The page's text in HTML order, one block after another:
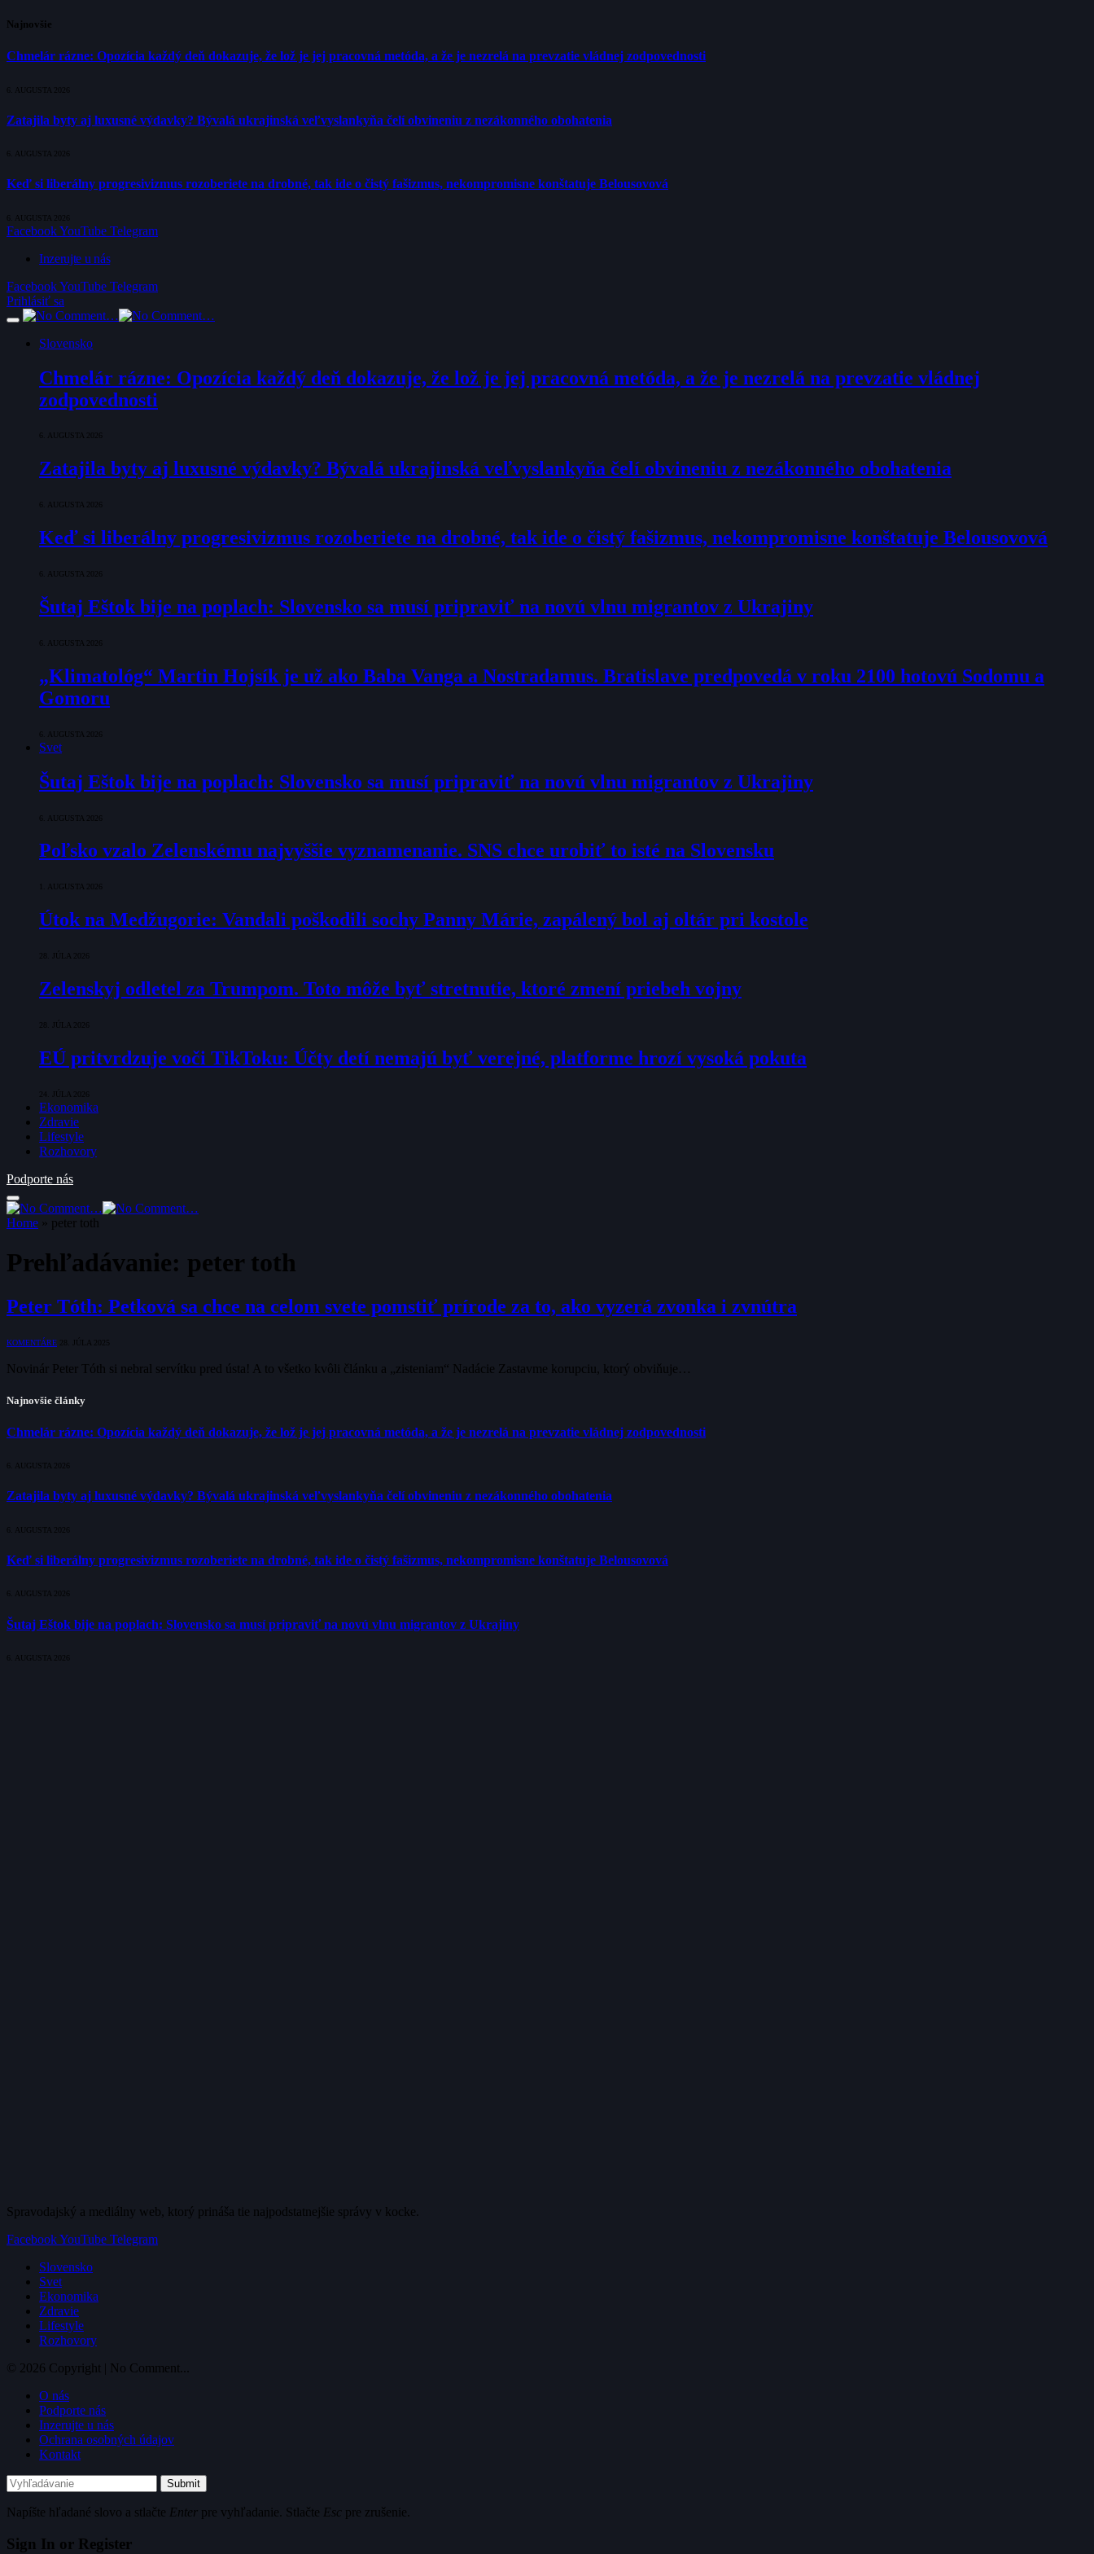
Najnovšie
Chmelár rázne: Opozícia každý deň dokazuje, že lož je jej pracovná metóda, a že je nezrelá na prevzatie vládnej zodpovednosti
6. AUGUSTA 2026
Zatajila byty aj luxusné výdavky? Bývalá ukrajinská veľvyslankyňa čelí obvineniu z nezákonného obohatenia
6. AUGUSTA 2026
Keď si liberálny progresivizmus rozoberiete na drobné, tak ide o čistý fašizmus, nekompromisne konštatuje Belousovová
6. AUGUSTA 2026
FacebookYouTube Telegram
Inzerujte u nás
FacebookYouTube Telegram
Prihlásiť sa
Slovensko
Chmelár rázne: Opozícia každý deň dokazuje, že lož je jej pracovná metóda, a že je nezrelá na prevzatie vládnej
zodpovednosti
6. AUGUSTA 2026
Zatajila byty aj luxusné výdavky? Bývalá ukrajinská veľvyslankyňa čelí obvineniu z nezákonného obohatenia
6. AUGUSTA 2026
Keď si liberálny progresivizmus rozoberiete na drobné, tak ide o čistý fašizmus, nekompromisne konštatuje Belousovová
6. AUGUSTA 2026
Šutaj Eštok bije na poplach: Slovensko sa musí pripraviť na novú vlnu migrantov z Ukrajiny
6. AUGUSTA 2026
„Klimatológ“ Martin Hojsík je už ako Baba Vanga a Nostradamus. Bratislave predpovedá v roku 2100 hotovú Sodomu a
Gomoru
6. AUGUSTA 2026
Svet
Šutaj Eštok bije na poplach: Slovensko sa musí pripraviť na novú vlnu migrantov z Ukrajiny
6. AUGUSTA 2026
Poľsko vzalo Zelenskému najvyššie vyznamenanie. SNS chce urobiť to isté na Slovensku
1. AUGUSTA 2026
Útok na Medžugorie: Vandali poškodili sochy Panny Márie, zapálený bol aj oltár pri kostole
28. JÚLA 2026
Zelenskyj odletel za Trumpom. Toto môže byť stretnutie, ktoré zmení priebeh vojny
28. JÚLA 2026
EÚ pritvrdzuje voči TikToku: Účty detí nemajú byť verejné, platforme hrozí vysoká pokuta
24. JÚLA 2026
Ekonomika
Zdravie
Lifestyle
Rozhovory
Podporte nás
Home » peter toth
Prehľadávanie: peter toth
Peter Tóth: Petková sa chce na celom svete pomstiť prírode za to, ako vyzerá zvonka i zvnútra
KOMENTÁRE 28. JÚLA 2025
Novinár Peter Tóth si nebral servítku pred ústa! A to všetko kvôli článku a „zisteniam“ Nadácie Zastavme korupciu, ktorý obviňuje…
Najnovšie články
Chmelár rázne: Opozícia každý deň dokazuje, že lož je jej pracovná metóda, a že je nezrelá na prevzatie vládnej zodpovednosti
6. AUGUSTA 2026
Zatajila byty aj luxusné výdavky? Bývalá ukrajinská veľvyslankyňa čelí obvineniu z nezákonného obohatenia
6. AUGUSTA 2026
Keď si liberálny progresivizmus rozoberiete na drobné, tak ide o čistý fašizmus, nekompromisne konštatuje Belousovová
6. AUGUSTA 2026
Šutaj Eštok bije na poplach: Slovensko sa musí pripraviť na novú vlnu migrantov z Ukrajiny
6. AUGUSTA 2026
Spravodajský a mediálny web, ktorý prináša tie najpodstatnejšie správy v kocke.
FacebookYouTube Telegram
Slovensko
Svet
Ekonomika
Zdravie
Lifestyle
Rozhovory
© 2026 Copyright | No Comment...
O nás
Podporte nás
Inzerujte u nás
Ochrana osobných údajov
Kontakt
Submit
Napíšte hľadané slovo a stlačte Enter pre vyhľadanie. Stlačte Esc pre zrušenie.
Sign In or Register